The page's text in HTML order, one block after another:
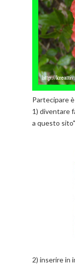
Partecipare
1) diventare
a questo sito"
2) inserire in